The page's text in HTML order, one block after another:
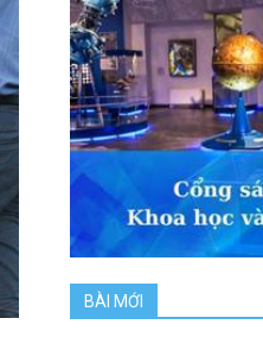
BÀI MỚI